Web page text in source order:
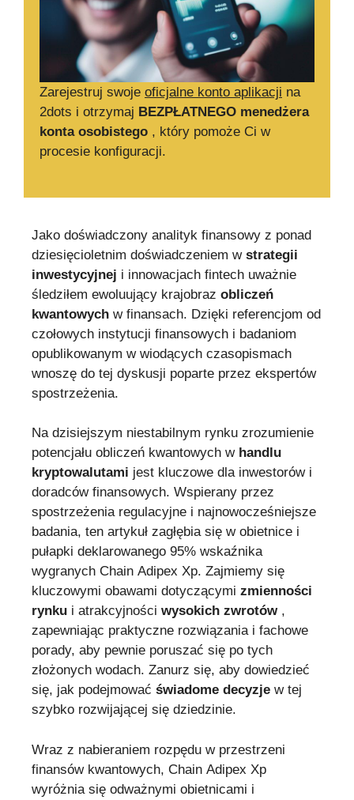
Zarejestruj swoje oficjalne konto aplikacji na
2dots i otrzymaj BEZPŁATNEGO menedżera
konta osobistego , który pomoże Ci w
procesie konfiguracji.
Jako doświadczony analityk finansowy z ponad
dziesięcioletnim doświadczeniem w strategii
inwestycyjnej i innowacjach fintech uważnie
śledziłem ewoluujący krajobraz obliczeń
kwantowych w finansach. Dzięki referencjom od
czołowych instytucji finansowych i badaniom
opublikowanym w wiodących czasopismach
wnoszę do tej dyskusji poparte przez ekspertów
spostrzeżenia.
Na dzisiejszym niestabilnym rynku zrozumienie
potencjału obliczeń kwantowych w handlu
kryptowalutami jest kluczowe dla inwestorów i
doradców finansowych. Wspierany przez
spostrzeżenia regulacyjne i najnowocześniejsze
badania, ten artykuł zagłębia się w obietnice i
pułapki deklarowanego 95% wskaźnika
wygranych Chain Adipex Xp. Zajmiemy się
kluczowymi obawami dotyczącymi zmienności
rynku i atrakcyjności wysokich zwrotów,
zapewniając praktyczne rozwiązania i fachowe
porady, aby pewnie poruszać się po tych
złożonych wodach. Zanurz się, aby dowiedzieć
się, jak podejmować świadome decyzje w tej
szybko rozwijającej się dziedzinie.
Wraz z nabieraniem rozpędu w przestrzeni
finansów kwantowych, Chain Adipex Xp
wyróżnia się odważnymi obietnicami i